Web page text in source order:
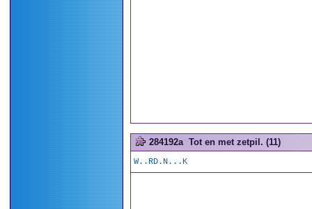
284192a Tot en met zetpil. (11)
W..RD.N...K